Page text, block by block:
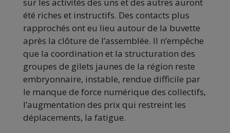
sur les activités des uns et des autres auront
été riches et instructifs. Des contacts plus
rapprochés ont eu lieu autour de la buvette
après la clôture de l’assemblée. Il n’empêche
que la coordination et la structuration des
groupes de gilets jaunes de la région reste
embryonnaire, instable, rendue difficile par
le manque de force numérique des collectifs,
l’augmentation des prix qui restreint les
déplacements, la fatigue.